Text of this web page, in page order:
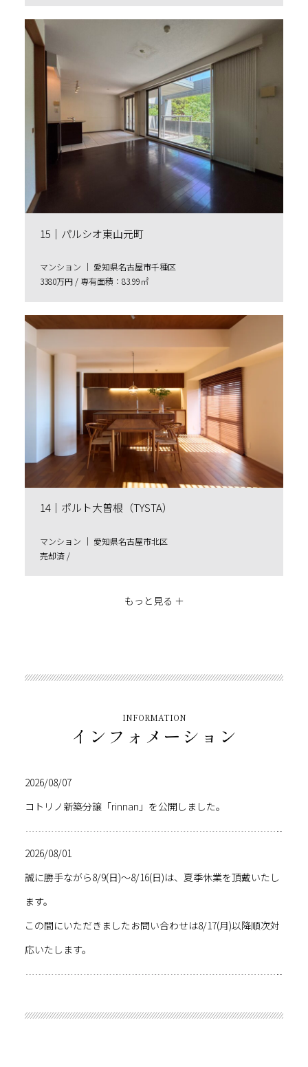
15｜パルシオ東山元町
マンション ｜ 愛知県名古屋市千種区
3380万円 / 専有面積：83.99㎡
14｜ポルト大曽根（TYSTA）
マンション ｜ 愛知県名古屋市北区
売却済 /
もっと見る ＋
INFORMATION
インフォメーション
2026/08/07
コトリノ新築分譲「rinnan」を公開しました。
2026/08/01
誠に勝手ながら8/9(日)～8/16(日)は、夏季休業を頂戴いたし
ます。
この間にいただきましたお問い合わせは8/17(月)以降順次対
応いたします。